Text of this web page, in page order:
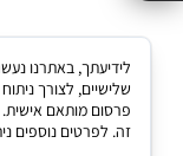
שלישיים, לצורך
פרסום מותאם
זה. לפרטים נוספים